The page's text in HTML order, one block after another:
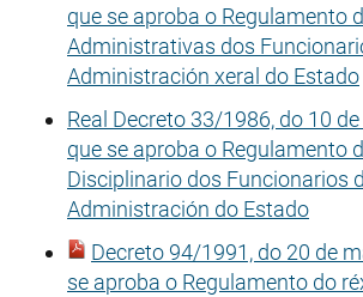
que se aproba o Regulamento
Administrativas dos
Administración xeral do Estado
Real Decreto 33/1986, do 10
que se aproba o Regulamento
Disciplinario dos Funcionarios
Administración do Estado
Decreto 94/1991, do 20 de
se aproba o Regulamento do